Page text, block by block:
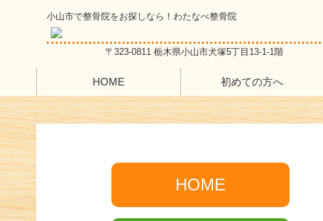
小山市で整骨院をお探しなら！わたなべ整骨院
〒323-0811 栃木県小山市犬塚5丁目13-1-1階
HOME 初めての方へ
HOME